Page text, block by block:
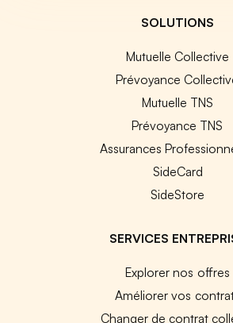
SOLUTIONS
Mutuelle Collective
Prévoyance
Mutuelle TNS
Prévoyance TNS
Assurances
SideCard
SideStore
SERVICES
Explorer nos offres
Améliorer vos
Changer de contrat